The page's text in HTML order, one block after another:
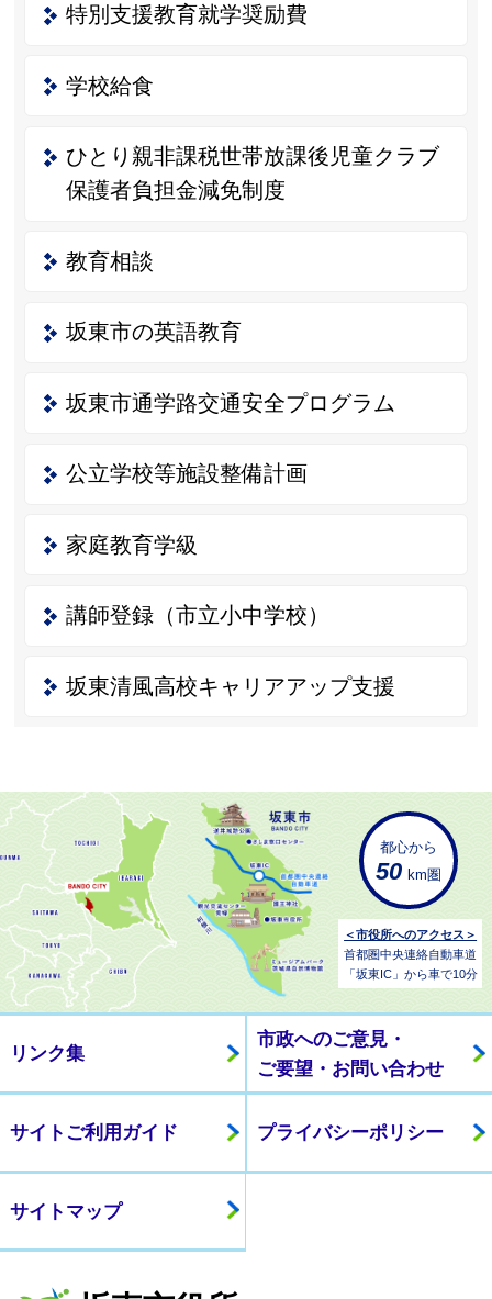
特別支援教育就学奨励費
学校給食
ひとり親非課税世帯放課後児童クラブ
保護者負担金減免制度
教育相談
坂東市の英語教育
坂東市通学路交通安全プログラム
公立学校等施設整備計画
家庭教育学級
講師登録（市立小中学校）
坂東清風高校キャリアアップ支援
都心から
50 km圏
＜市役所へのアクセス＞
首都圏中央連絡自動車道
「坂東IC」から車で10分
リンク集
市政へのご意見・
ご要望・お問い合わせ
サイトご利用ガイド プライバシーポリシー
サイトマップ